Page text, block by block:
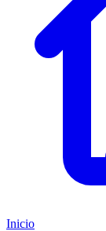
Inicio